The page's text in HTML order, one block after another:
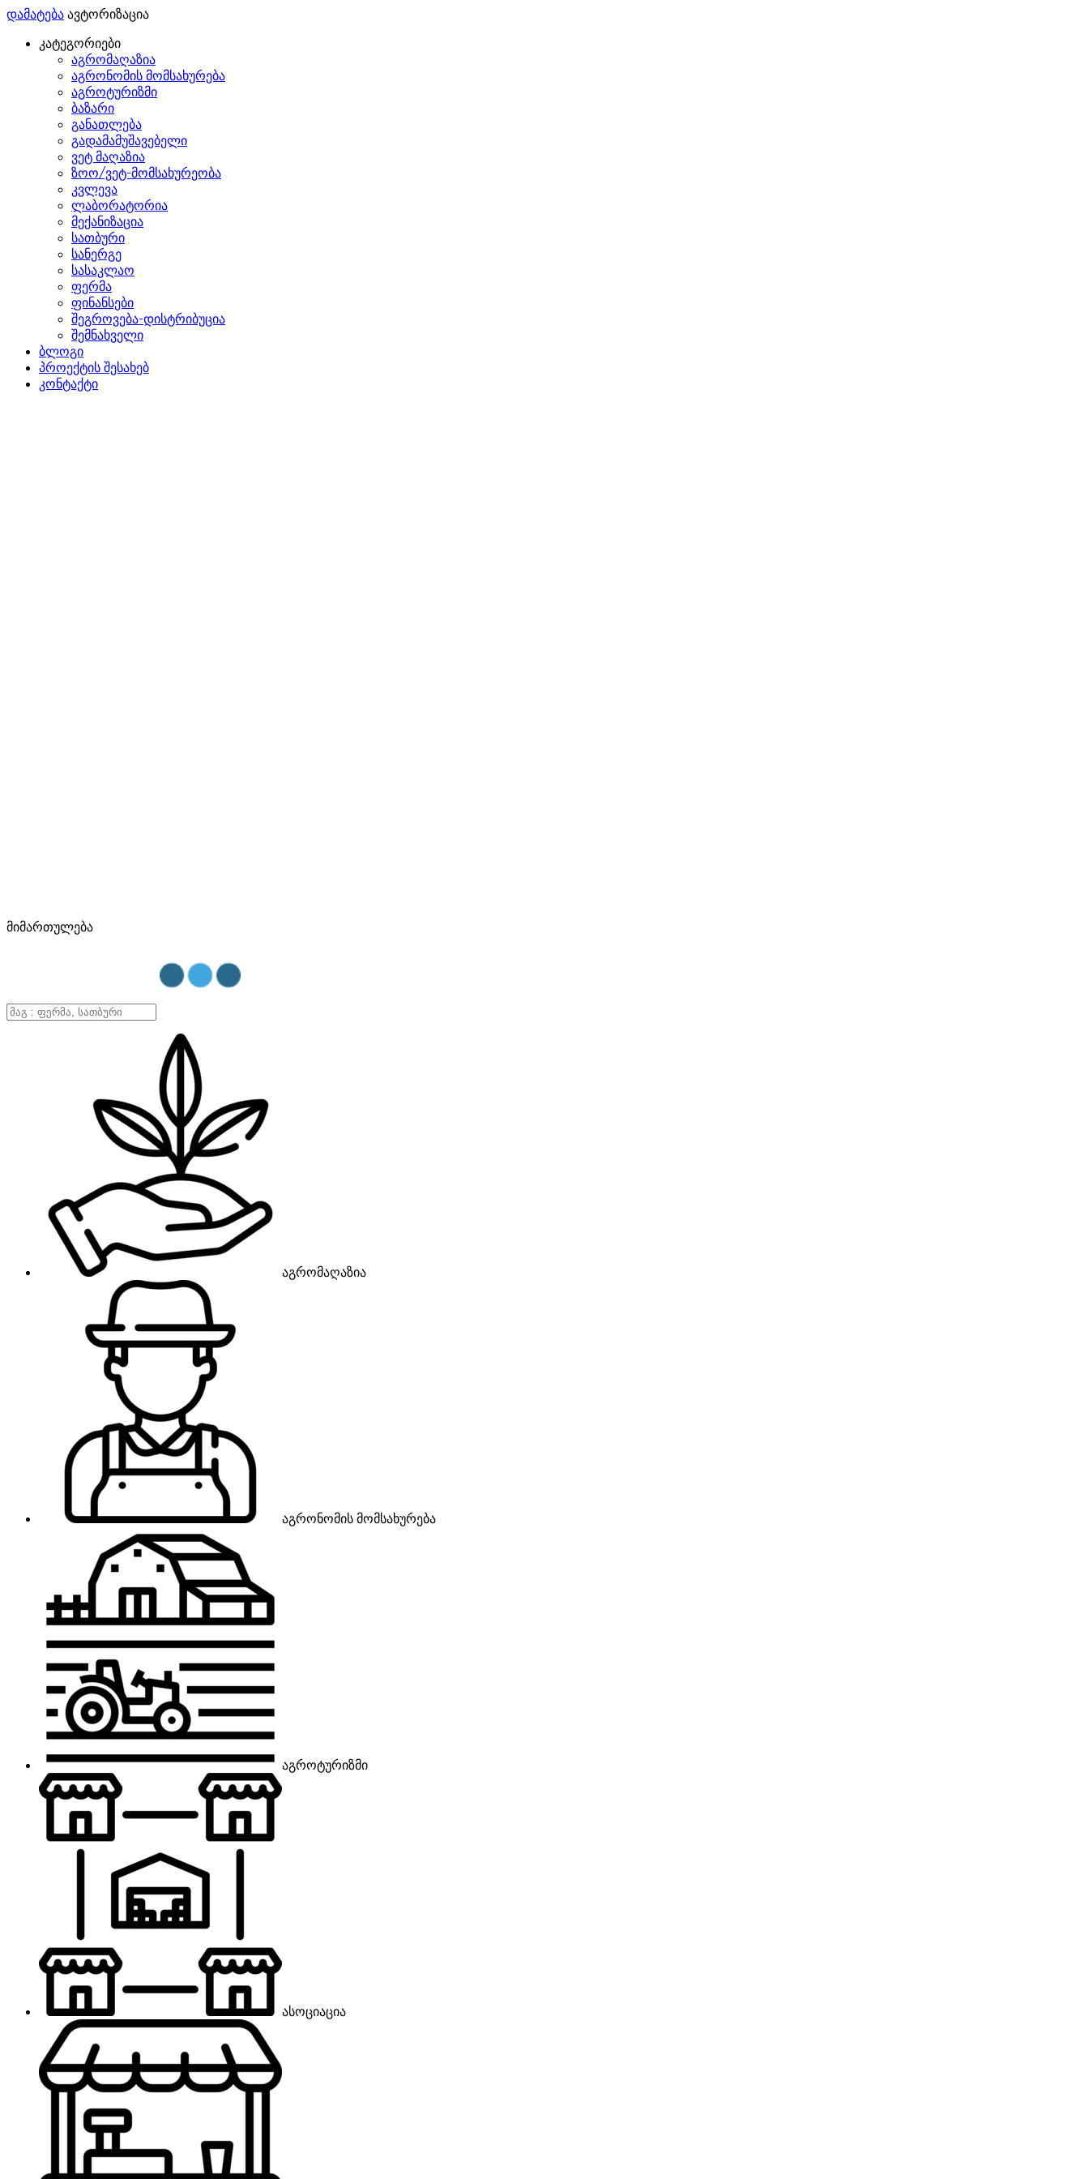
დამატება ავტორიზაცია
კატეგორიები
აგრომაღაზია
აგრონომის მომსახურება
აგროტურიზმი
ბაზარი
განათლება
გადამამუშავებელი
ვეტ მაღაზია
ზოო/ვეტ-მომსახურეობა
კვლევა
ლაბორატორია
მექანიზაცია
სათბური
სანერგე
სასაკლაო
ფერმა
ფინანსები
შეგროვება-დისტრიბუცია
შემნახველი
ბლოგი
პროექტის შესახებ
კონტაქტი
მიმართულება
აგრომაღაზია
აგრონომის მომსახურება
აგროტურიზმი
ასოციაცია